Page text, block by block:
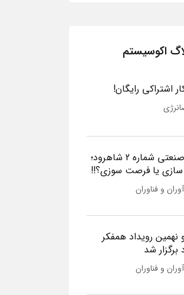
اکوسیستم
اشتراکی رایگان!
شهرک صنعتی شماره 2 شاهرود؛
یا فرصت سوزی؟!!
و فناوران
نهمین رویداد همفکر
شد
و فناوران